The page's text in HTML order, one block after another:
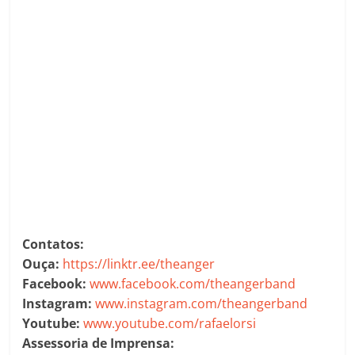
Contatos:
Ouça: https://linktr.ee/theanger
Facebook:www.facebook.com/theangerband
Instagram:www.instagram.com/theangerband
Youtube: www.youtube.com/rafaelorsi
Assessoria de Imprensa: